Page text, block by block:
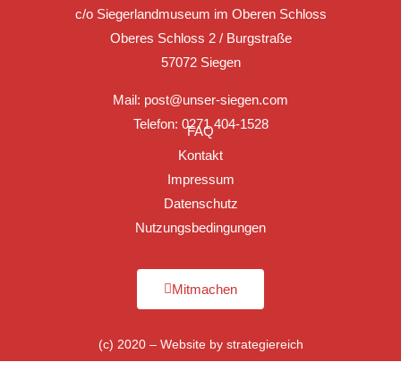
c/o Siegerlandmuseum im Oberen Schloss
Oberes Schloss 2 / Burgstraße
57072 Siegen
Mail: post@unser-siegen.com
Telefon: 0271 404-1528
FAQ
Kontakt
Impressum
Datenschutz
Nutzungsbedingungen
(c) 2020 – Website by strategiereich
Mitmachen